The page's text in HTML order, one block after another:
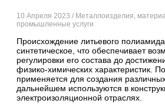
10 Апреля 2023 / Металлоизделия,
промышленные услуги
Происхождение литьевого
синтетическое, что обеспечивает
регулировки его состава до
физико-химических характеристик.
применяется для создания
дальнейшем используются в
электроизоляционной отраслях.